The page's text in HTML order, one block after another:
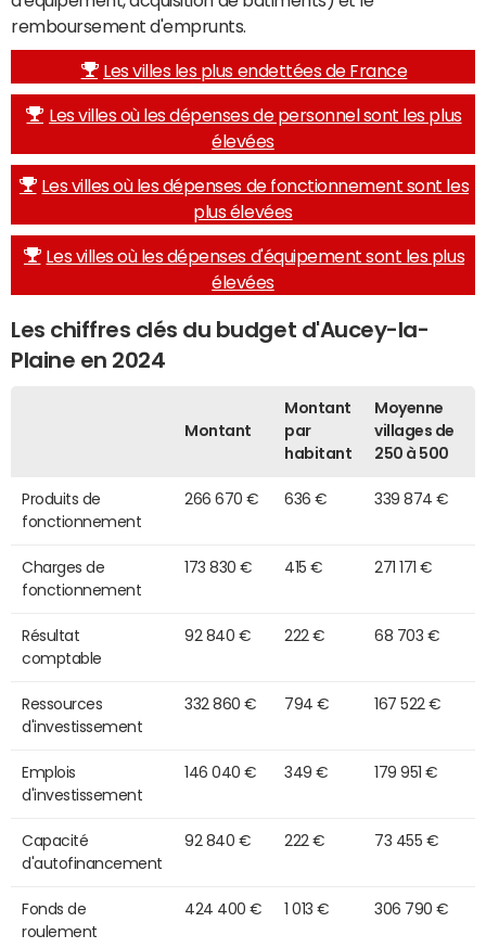
remboursement d'emprunts.
Les villes les plus endettées de France
Les villes où les dépenses de personnel sont les plus
élevées
Les villes où les dépenses de fonctionnement sont les
plus élevées
Les villes où les dépenses d'équipement sont les plus
élevées
Les chiffres clés du budget d'Aucey-la-
Plaine en 2024
Montant
Montant
par
habitant
Moyenne
villages de
250 à 500
Produits de
fonctionnement
266 670 € 636 € 339 874 €
Charges de
fonctionnement
173 830 € 415 € 271 171 €
Résultat
comptable
92 840 € 222 € 68 703 €
Ressources
d'investissement
332 860 € 794 € 167 522 €
Emplois
d'investissement
146 040 € 349 € 179 951 €
Capacité
d'autofinancement
92 840 € 222 € 73 455 €
Fonds de
roulement
424 400 € 1 013 € 306 790 €